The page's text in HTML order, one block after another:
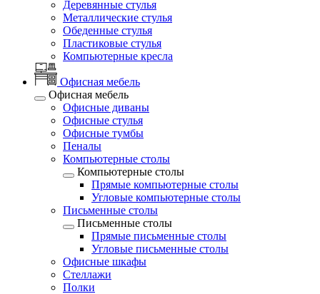
Деревянные стулья
Металлические стулья
Обеденные стулья
Пластиковые стулья
Компьютерные кресла
Офисная мебель
Офисная мебель
Офисные диваны
Офисные стулья
Офисные тумбы
Пеналы
Компьютерные столы
Компьютерные столы
Прямые компьютерные столы
Угловые компьютерные столы
Письменные столы
Письменные столы
Прямые письменные столы
Угловые письменные столы
Офисные шкафы
Стеллажи
Полки